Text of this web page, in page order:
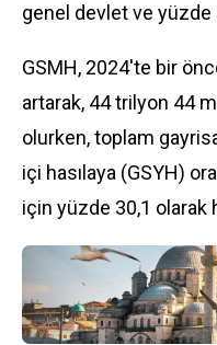
genel devlet ve
GSMH, 2024'te bir
artarak, 44 trilyon 44
olurken, toplam
içi hasılaya (GSYH)
için yüzde 30,1 olarak